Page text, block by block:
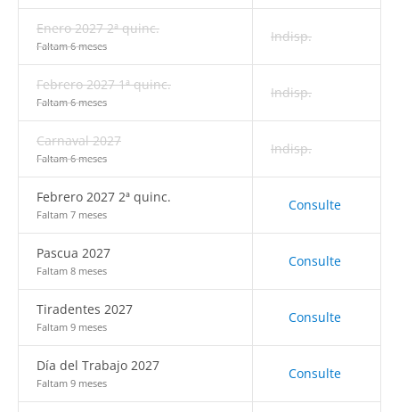
Enero 2027 2ª quinc.
Faltam 6 meses
Indisp.
Febrero 2027 1ª quinc.
Faltam 6 meses
Indisp.
Carnaval 2027
Faltam 6 meses
Indisp.
Febrero 2027 2ª quinc.
Faltam 7 meses
Consulte
Pascua 2027
Faltam 8 meses
Consulte
Tiradentes 2027
Faltam 9 meses
Consulte
Día del Trabajo 2027
Faltam 9 meses
Consulte